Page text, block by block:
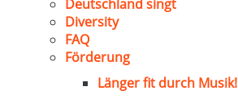
Deutschland singt
Diversity
FAQ
Förderung
Länger fit durch Musik!